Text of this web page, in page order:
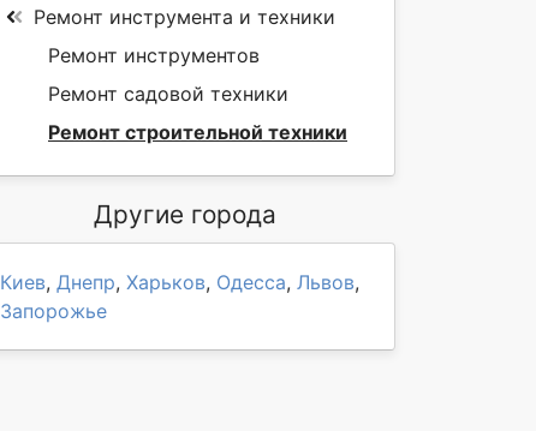
Ремонт инструмента и техники
Ремонт инструментов
Ремонт садовой техники
Ремонт строительной техники
Другие города
Киев, Днепр, Харьков, Одесса, Львов,
Запорожье